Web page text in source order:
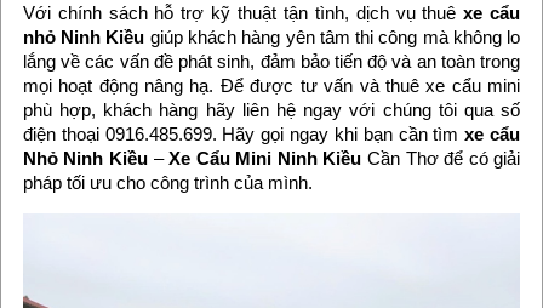
Với chính sách hỗ trợ kỹ thuật tận tình, dịch vụ thuêxe cẩu
nhỏ Ninh Kiều giúp khách hàng yên tâm thi công mà không lo
lắng về các vấn đề phát sinh, đảm bảo tiến độ và an toàn trong
mọi hoạt động nâng hạ. Để được tư vấn và thuê xe cẩu mini
phù hợp, khách hàng hãy liên hệ ngay với chúng tôi qua số
điện thoại 0916.485.699. Hãy gọi ngay khi bạn cần tìmxe cẩu
Nhỏ Ninh Kiều–Xe Cẩu Mini Ninh Kiều Cần Thơ để có giải
pháp tối ưu cho công trình của mình.